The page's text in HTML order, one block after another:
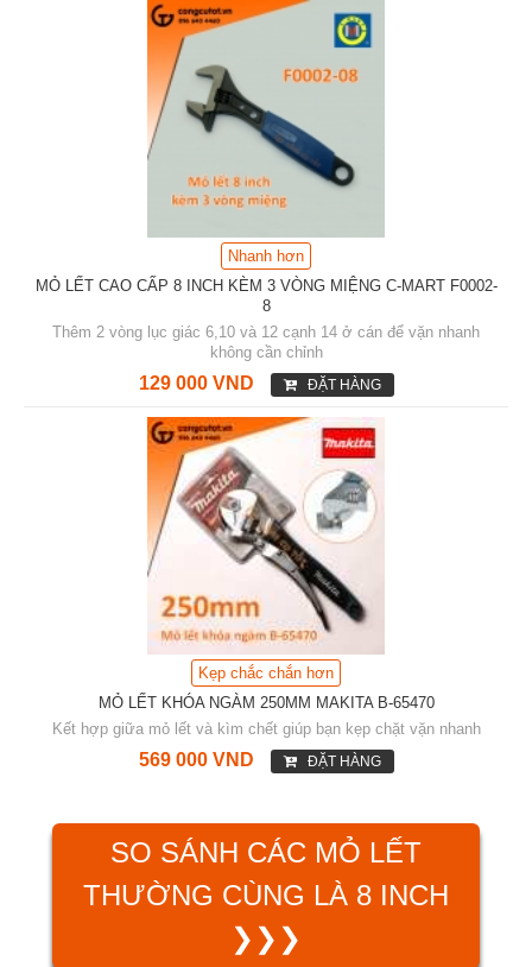
Nhanh hơn
MỎ LẾT CAO CẤP 8 INCH KÈM 3 VÒNG MIỆNG C-MART F0002-
8
Thêm 2 vòng lục giác 6,10 và 12 cạnh 14 ở cán để vặn nhanh
không cần chỉnh
129 000 VND ĐẶT HÀNG
Kẹp chắc chắn hơn
MỎ LẾT KHÓA NGÀM 250MM MAKITA B-65470
Kết hợp giữa mỏ lết và kìm chết giúp bạn kẹp chặt vặn nhanh
569 000 VND ĐẶT HÀNG
SO SÁNH CÁC MỎ LẾT
THƯỜNG CÙNG LÀ 8 INCH
❯❯❯